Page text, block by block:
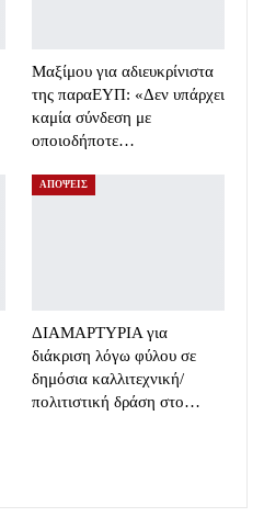
Μαξίμου για αδιευκρίνιστα
της παραΕΥΠ: «Δεν υπάρχει
καμία σύνδεση με
οποιοδήποτε…
ΑΠΟΨΕΙΣ
ΔΙΑΜΑΡΤΥΡΙΑ για
διάκριση λόγω φύλου σε
δημόσια καλλιτεχνική/
πολιτιστική δράση στο…